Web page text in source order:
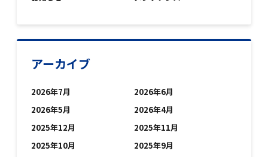
アーカイブ
2026年7月
2026年6月
2026年5月
2026年4月
2025年12月
2025年11月
2025年10月
2025年9月